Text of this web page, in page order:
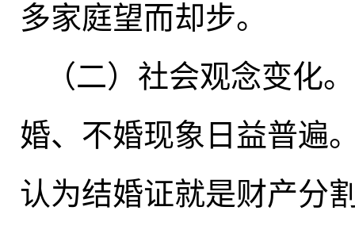
多家庭望而却步。
（二）社会观念变化。
婚、不婚现象日益普遍
认为结婚证就是财产分